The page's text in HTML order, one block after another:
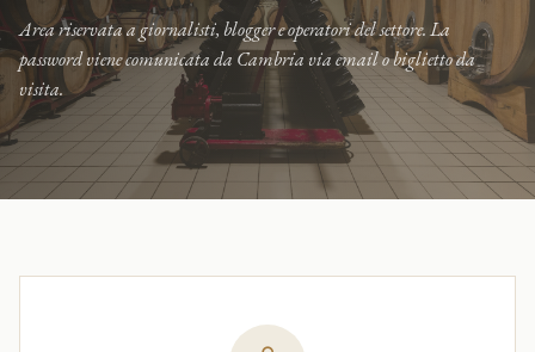
Area riservata a giornalisti, blogger e operatori del settore. La
password viene comunicata da Cambria via email o biglietto da
visita.